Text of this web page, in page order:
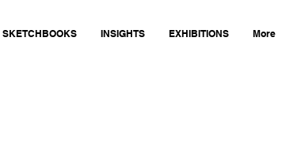
SKETCHBOOKS INSIGHTS EXHIBITIONS More